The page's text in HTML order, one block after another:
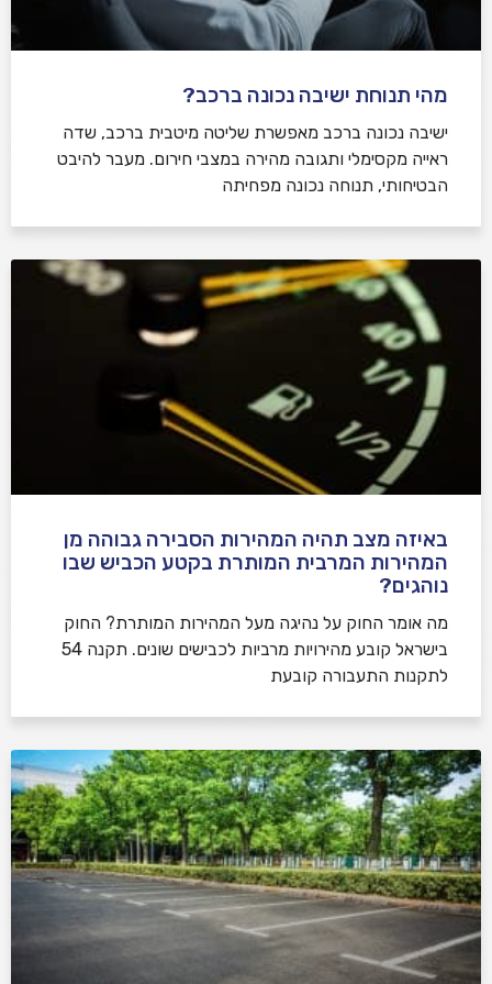
מהי תנוחת ישיבה נכונה ברכב?
ישיבה נכונה ברכב מאפשרת שליטה מיטבית ברכב, שדה
ראייה מקסימלי ותגובה מהירה במצבי חירום. מעבר להיבט
הבטיחותי, תנוחה נכונה מפחיתה
באיזה מצב תהיה המהירות הסבירה גבוהה מן
המהירות המרבית המותרת בקטע הכביש שבו
נוהגים?
​מה אומר החוק על נהיגה מעל המהירות המותרת? החוק
בישראל קובע מהירויות מרביות לכבישים שונים. תקנה 54
לתקנות התעבורה קובעת